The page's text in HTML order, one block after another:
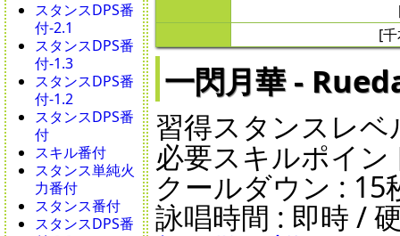
スタンスDPS番
付-2.1
スタンスDPS番
付-1.3
スタンスDPS番
付-1.2
スタンスDPS番
付
スキル番付
スタンス単純火
力番付
スタンス番付
スタンスDPS番
[
一閃月華 -
習得スタンスレベ
必要スキルポイン
クールダウン : 15
詠唱時間 : 即時 /